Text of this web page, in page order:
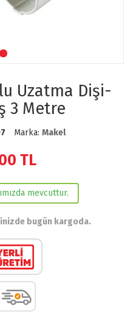
Uzatma Dişi-
3 Metre
Marka: Makel
TL
mevcuttur.
bugün kargoda.